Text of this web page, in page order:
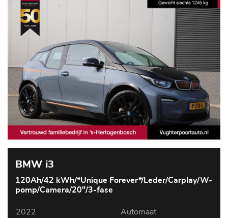
BMW i3
120Ah/42 kWh/*Unique Forever*/Leder/Carplay/W-
pomp/Camera/20"/3-fase
2022
Automaat